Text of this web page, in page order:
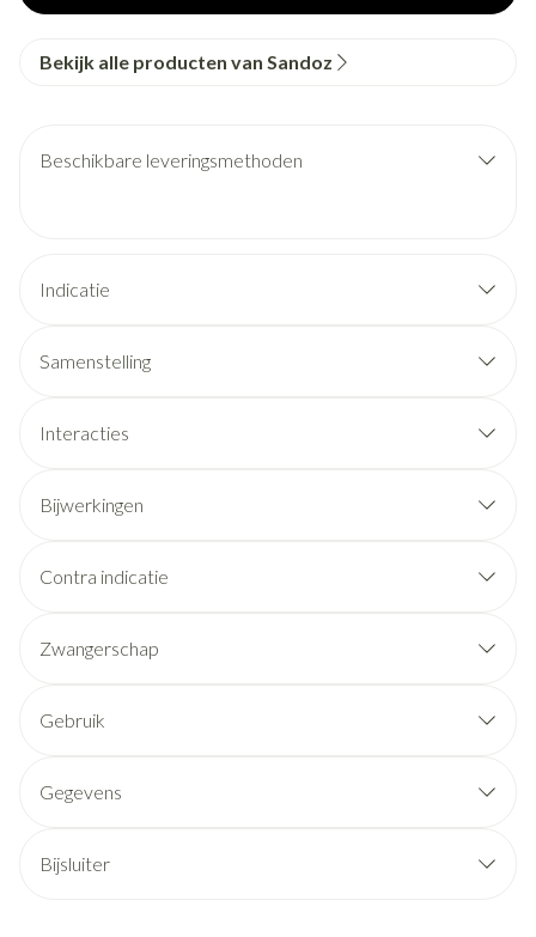
Bekijk alle producten van Sandoz
Beschikbare leveringsmethoden
Indicatie
Samenstelling
Interacties
Bijwerkingen
Contra indicatie
Zwangerschap
Gebruik
Gegevens
Bijsluiter